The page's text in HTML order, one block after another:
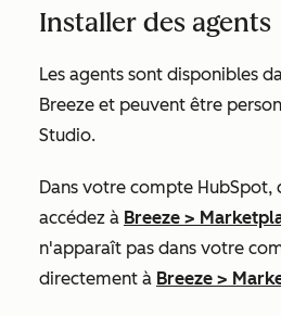
Installer des agents
Les agents sont disponibles
Breeze et peuvent être
Studio.
Dans votre compte HubSpot,
accédez à Breeze >
n'apparaît pas dans votre
directement à Breeze >